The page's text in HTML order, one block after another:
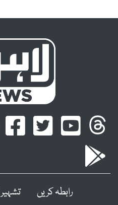
رابطہ کریں